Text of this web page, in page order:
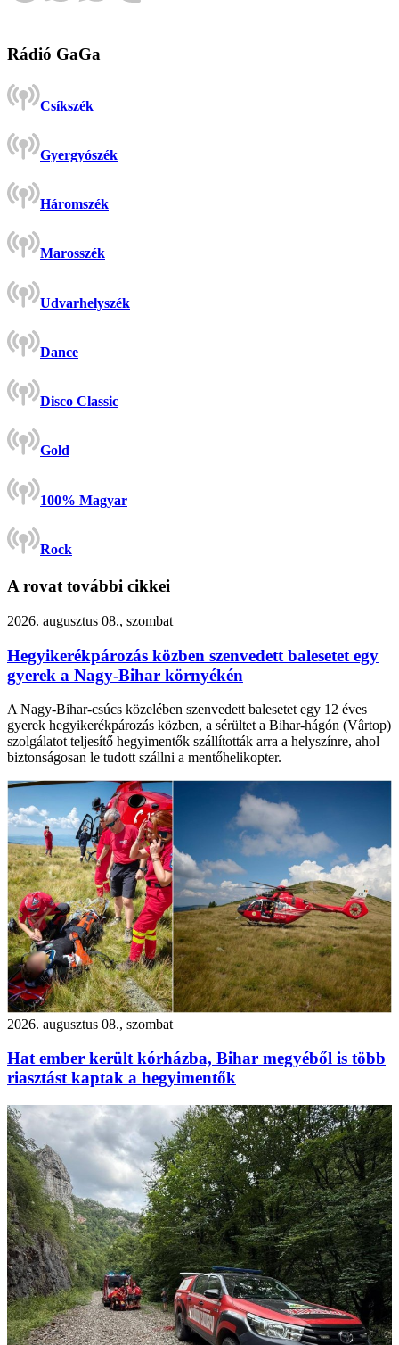
Rádió GaGa
Csíkszék
Gyergyószék
Háromszék
Marosszék
Udvarhelyszék
Dance
Disco Classic
Gold
100% Magyar
Rock
A rovat további cikkei
2026. augusztus 08., szombat
Hegyikerékpározás közben szenvedett balesetet egy
gyerek a Nagy-Bihar környékén
A Nagy-Bihar-csúcs közelében szenvedett balesetet egy 12 éves
gyerek hegyikerékpározás közben, a sérültet a Bihar-hágón (Vârtop)
szolgálatot teljesítő hegyimentők szállították arra a helyszínre, ahol
biztonságosan le tudott szállni a mentőhelikopter.
2026. augusztus 08., szombat
Hat ember került kórházba, Bihar megyéből is több
riasztást kaptak a hegyimentők